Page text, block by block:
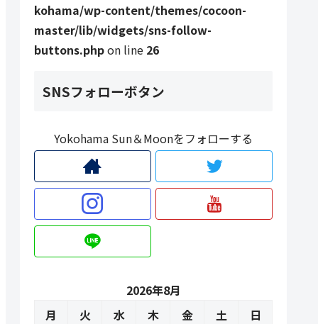
kohama/wp-content/themes/cocoon-
master/lib/widgets/sns-follow-
buttons.phpon line 26
SNSフォローボタン
Yokohama Sun＆Moonをフォローする
2026年8月
月
火 水 木 金 土
日